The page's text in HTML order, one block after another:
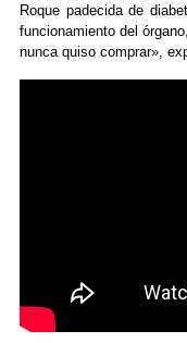
Roque padecida de
funcionamiento del
nunca quiso comprar»,